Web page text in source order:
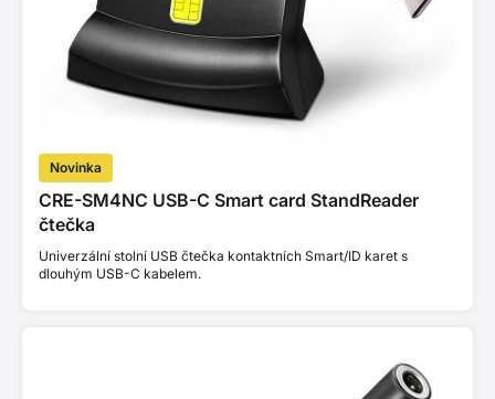
Novinka
CRE-SM4NC USB-C Smart card StandReader
čtečka
Univerzální stolní USB čtečka kontaktních Smart/ID karet s
dlouhým USB-C kabelem.